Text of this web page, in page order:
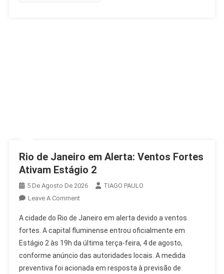
Rio de Janeiro em Alerta: Ventos Fortes
Ativam Estágio 2
5 De Agosto De 2026
TIAGO PAULO
Leave A CommentOn
De
Janeiro
Em
Alerta:
Ventos
A cidade do Rio de Janeiro em alerta devido a ventos
fortes. A capital fluminense entrou oficialmente em
Estágio 2 às 19h da última terça-feira, 4 de agosto,
conforme anúncio das autoridades locais. A medida
preventiva foi acionada em resposta à previsão de